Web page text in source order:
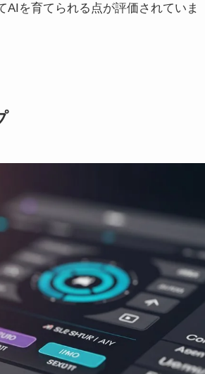
を育てられる点が評価されていま